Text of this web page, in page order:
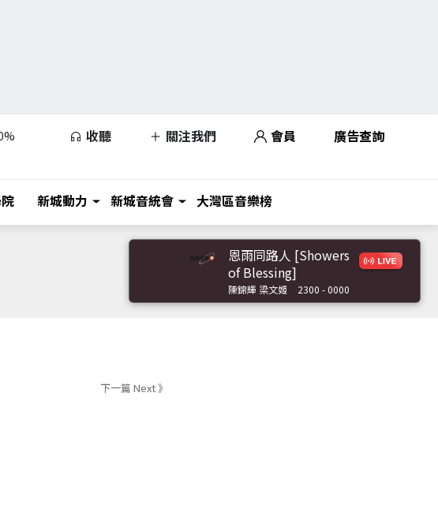
收聽 關注我們 會員 廣告查詢
新城動力 新城音統會 大灣區音樂榜
恩雨同路人 [Showers
of Blessing]
陳錦輝 梁文姬 2300 - 0000
下一篇 Next 》